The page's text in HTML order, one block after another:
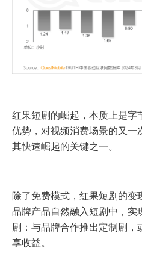
红果短剧的崛起，本质上是字
优势，对视频消费场景的又一
其快速崛起的关键之一。
除了免费模式，红果短剧的
品牌产品自然融入短剧中，实
剧：与品牌合作推出定制剧，
享收益。